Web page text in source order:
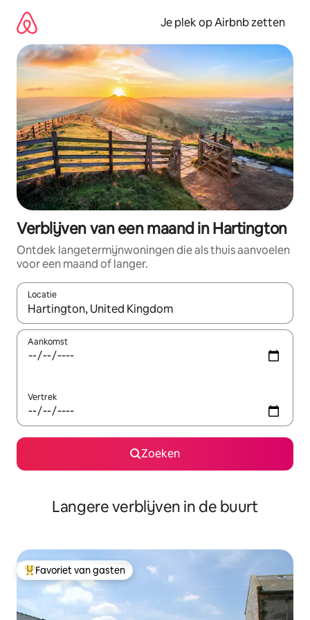
direct
naar
inhoud
Je plek op Airbnb zetten
Verblijven van een maand in Hartington
Ontdek langetermijnwoningen die als thuis aanvoelen
voor een maand of langer.
Locatie
Wanneer er resultaten beschikbaar zijn, maak je een keuze
Aankomst
Vertrek
Zoeken
Langere verblijven in de buurt
Topfavoriet van gasten
Favoriet van gasten